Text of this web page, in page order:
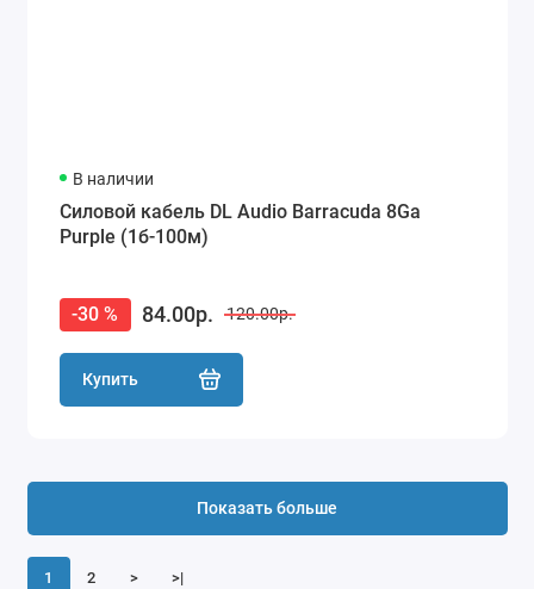
В наличии
Силовой кабель DL Audio Barracuda 8Ga
Purple (1б-100м)
-30 % 84.00р. 120.00р.
Купить
1 2 > >|
Показать больше